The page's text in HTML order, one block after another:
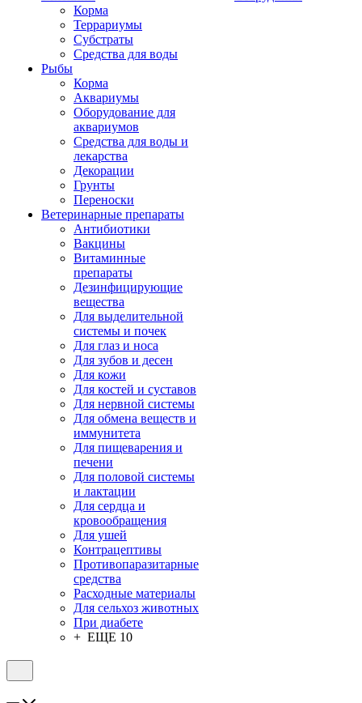
Корма
Террариумы
Субстраты
Средства для воды
Рыбы
Корма
Аквариумы
Оборудование для
аквариумов
Средства для воды и
лекарства
Декорации
Грунты
Переноски
Ветеринарные препараты
Антибиотики
Вакцины
Витаминные
препараты
Дезинфицирующие
вещества
Для выделительной
системы и почек
Для глаз и носа
Для зубов и десен
Для кожи
Для костей и суставов
Для нервной системы
Для обмена веществ и
иммунитета
Для пищеварения и
печени
Для половой системы
и лактации
Для сердца и
кровообращения
Для ушей
Контрацептивы
Противопаразитарные
средства
Расходные материалы
Для сельхоз животных
При диабете
+ ЕЩЕ 10